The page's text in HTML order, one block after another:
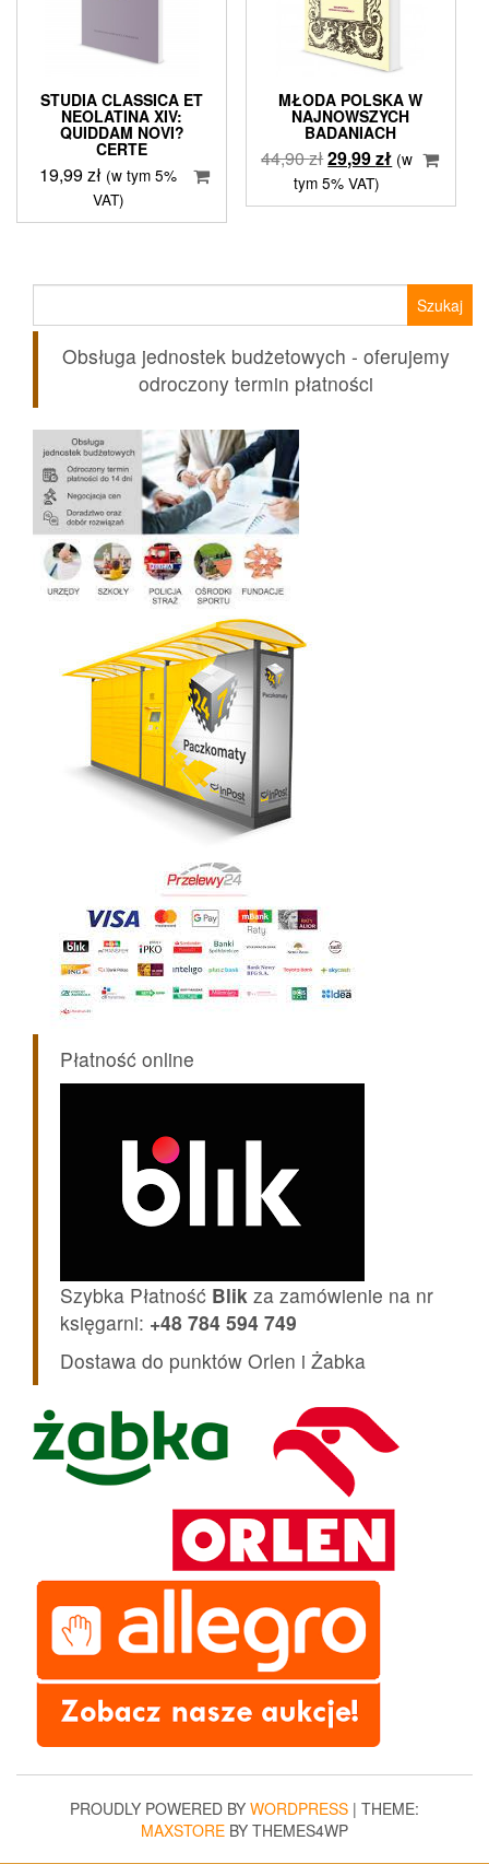
STUDIA CLASSICA ET
NEOLATINA XIV:
QUIDDAM NOVI?
CERTE
19,99zł (w tym 5%
VAT)
MŁODA POLSKA W
NAJNOWSZYCH
BADANIACH
44,90złPierwotna
cena
wynosiła:
29,99złAktualna
wynosi:
(w
tym 5% VAT)
Obsługa jednostek budżetowych - oferujemy
odroczony termin płatności
Płatność online
Szybka Płatność Blik za zamówienie na nr
księgarni: +48 784 594 749
Dostawa do punktów Orlen i Żabka
PROUDLY POWERED BY WORDPRESS | THEME:
MAXSTORE BY THEMES4WP